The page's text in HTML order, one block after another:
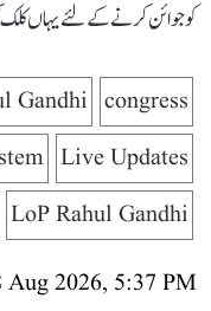
کو جوائن کرنے کے لئے یہاں
congress
Gandhi
Live Updates
LoP Rahul Gandhi
Aug 2026, 5:37 PM